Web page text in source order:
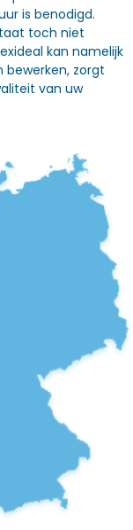
is benodigd.
toch niet
kan namelijk
bewerken, zorgt
van uw